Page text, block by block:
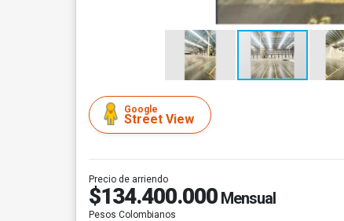
Google
Street View
Precio de arriendo
$134.400.000 Mensual
Pesos Colombianos